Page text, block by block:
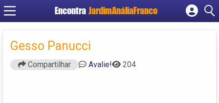
Encontra JardimAnáliaFranco
Cadastrar empresa
Gesso Panucci
Compartilhar Avalie! 204